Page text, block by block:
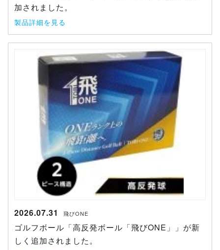
加されました。
製品詳細を見る
2026.07.31 飛びONE
ゴルフボール「高反発ボール「飛びONE」」が新
しく追加されました。